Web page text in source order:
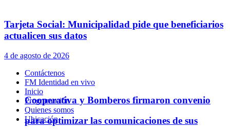
Cooperativa y Bomberos firmaron convenio
para optimizar las comunicaciones de sus
Tarjeta Social: Municipalidad pide que beneficiarios
actualicen sus datos
4 de agosto de 2026
Contáctenos
FM Identidad en vivo
Inicio
Programación
Quienes somos
Ubicación